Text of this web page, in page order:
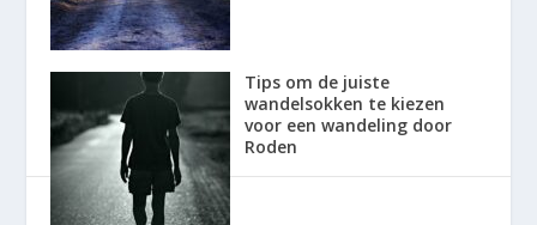
Tips om de juiste
wandelsokken te kiezen
voor een wandeling door
Roden